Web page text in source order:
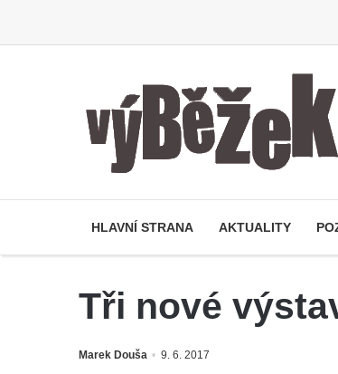
HLAVNÍ STRANA AKTUALITY
Tři nové
Marek Douša 9. 6. 2017